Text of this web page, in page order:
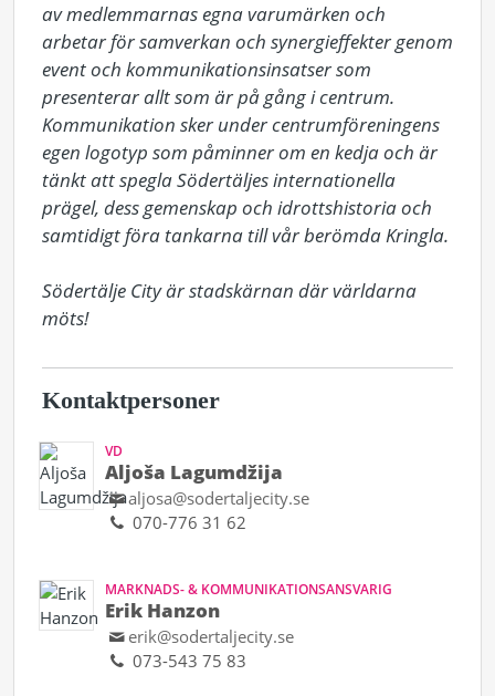
av medlemmarnas egna varumärken och
arbetar för samverkan och synergieffekter genom
event och kommunikationsinsatser som
presenterar allt som är på gång i centrum.
Kommunikation sker under centrumföreningens
egen logotyp som påminner om en kedja och är
tänkt att spegla Södertäljes internationella
prägel, dess gemenskap och idrottshistoria och
samtidigt föra tankarna till vår berömda Kringla.
Södertälje City är stadskärnan där världarna
möts!
Kontaktpersoner
VD
Aljoša Lagumdžija
aljosa@sodertaljecity.se
070-776 31 62
MARKNADS- & KOMMUNIKATIONSANSVARIG
Erik Hanzon
erik@sodertaljecity.se
073-543 75 83